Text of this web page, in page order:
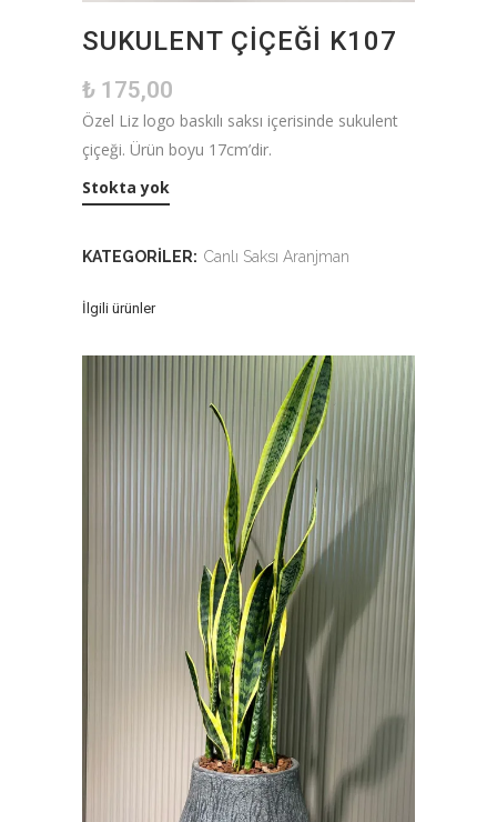
SUKULENT ÇIÇEĞI K107
₺ 175,00
Özel Liz logo baskılı saksı içerisinde sukulent
çiçeği. Ürün boyu 17cm’dir.
Stokta yok
KATEGORILER: Canlı Saksı Aranjman
İlgili ürünler